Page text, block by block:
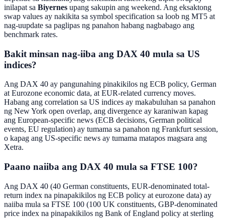
inilapat sa Biyernes upang sakupin ang weekend. Ang eksaktong
swap values ay nakikita sa symbol specification sa loob ng MT5 at
nag-uupdate sa paglipas ng panahon habang nagbabago ang
benchmark rates.
Bakit minsan nag-iiba ang DAX 40 mula sa US
indices?
Ang DAX 40 ay pangunahing pinakikilos ng ECB policy, German
at Eurozone economic data, at EUR-related currency moves.
Habang ang correlation sa US indices ay makabuluhan sa panahon
ng New York open overlap, ang divergence ay karaniwan kapag
ang European-specific news (ECB decisions, German political
events, EU regulation) ay tumama sa panahon ng Frankfurt session,
o kapag ang US-specific news ay tumama matapos magsara ang
Xetra.
Paano naiiba ang DAX 40 mula sa FTSE 100?
Ang DAX 40 (40 German constituents, EUR-denominated total-
return index na pinapakikilos ng ECB policy at eurozone data) ay
naiiba mula sa FTSE 100 (100 UK constituents, GBP-denominated
price index na pinapakikilos ng Bank of England policy at sterling